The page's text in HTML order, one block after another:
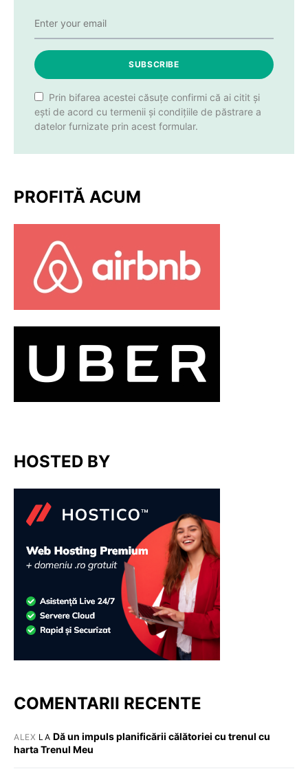
SUBSCRIBE
Prin bifarea acestei căsuțe confirmi că ai citit și
ești de acord cu termenii și condițiile de păstrare a
datelor furnizate prin acest formular.
PROFITĂ ACUM
HOSTED BY
COMENTARII RECENTE
ALEX LA Dă un impuls planificării călătoriei cu trenul cu
harta Trenul Meu